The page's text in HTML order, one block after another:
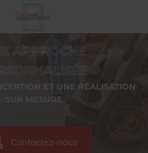
APPROCHE
ET UNE RÉALISATION
SUR MESURE
Contactez-nous